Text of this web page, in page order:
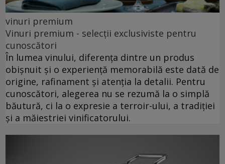
vinuri premium
Vinuri premium - selecții exclusiviste pentru
cunoscători
În lumea vinului, diferența dintre un produs
obișnuit și o experiență memorabilă este dată de
origine, rafinament și atenția la detalii. Pentru
cunoscători, alegerea nu se rezumă la o simplă
băutură, ci la o expresie a terroir-ului, a tradiției
și a măiestriei vinificatorului.